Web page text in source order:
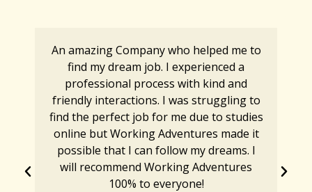
An amazing Company who helped me to
find my dream job. I experienced a
professional process with kind and
friendly interactions. I was struggling to
find the perfect job for me due to studies
online but Working Adventures made it
possible that I can follow my dreams. I
will recommend Working Adventures
100% to everyone!